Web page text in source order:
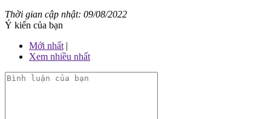
Thời gian cập nhật: 09/08/2022
Ý kiến của bạn
Mới nhất |
Xem nhiều nhất